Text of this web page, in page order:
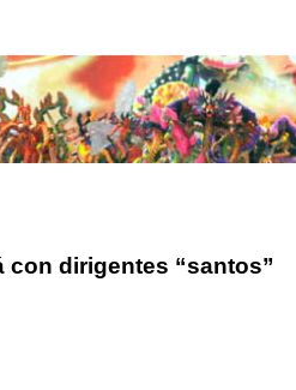
con dirigentes “santos”